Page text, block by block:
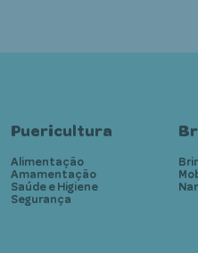
Puericultura
Alimentação
Amamentação
Saúde e Higiene
Segurança